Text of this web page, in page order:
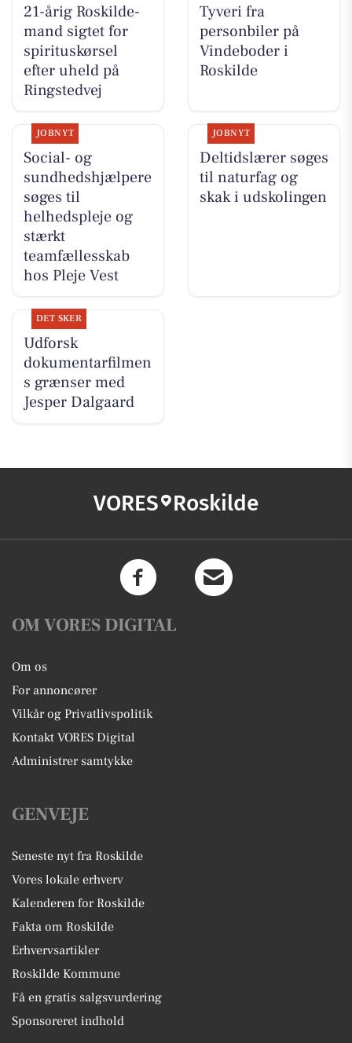
21-årig Roskilde-
mand sigtet for
spirituskørsel
efter uheld på
Ringstedvej
Tyveri fra
personbiler på
Vindeboder i
Roskilde
JOBNYT
Social- og
sundhedshjælpere
søges til
helhedspleje og
stærkt
teamfællesskab
hos Pleje Vest
JOBNYT
Deltidslærer søges
til naturfag og
skak i udskolingen
DET SKER
Udforsk
dokumentarfilmen
s grænser med
Jesper Dalgaard
VORES Roskilde
OM VORES DIGITAL
Om os
For annoncører
Vilkår og Privatlivspolitik
Kontakt VORES Digital
Administrer samtykke
GENVEJE
Seneste nyt fra Roskilde
Vores lokale erhverv
Kalenderen for Roskilde
Fakta om Roskilde
Erhvervsartikler
Roskilde Kommune
Få en gratis salgsvurdering
Sponsoreret indhold